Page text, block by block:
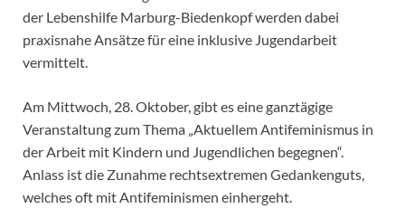
der Lebenshilfe Marburg-Biedenkopf werden dabei
praxisnahe Ansätze für eine inklusive Jugendarbeit
vermittelt.
Am Mittwoch, 28. Oktober, gibt es eine ganztägige
Veranstaltung zum Thema „Aktuellem Antifeminismus in
der Arbeit mit Kindern und Jugendlichen begegnen“.
Anlass ist die Zunahme rechtsextremen Gedankenguts,
welches oft mit Antifeminismen einhergeht.